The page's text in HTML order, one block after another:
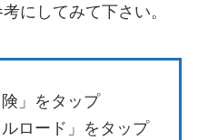
にしてみて下さい。
」をタップ
ロード」をタップ